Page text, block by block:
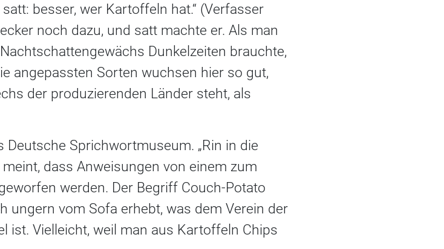
besser, wer Kartoffeln hat.“ (Verfasser
noch dazu, und satt machte er. Als man
Dunkelzeiten brauchte,
angepassten Sorten wuchsen hier so gut,
der produzierenden Länder steht, als
Deutsche Sprichwortmuseum. „Rin in die
dass Anweisungen von einem zum
werden. Der Begriff Couch-Potato
ungern vom Sofa erhebt, was dem Verein der
ist. Vielleicht, weil man aus Kartoffeln Chips